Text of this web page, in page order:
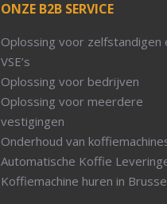
ONZE B2B SERVICE
Oplossing voor zelfstandigen
VSE’s
Oplossing voor bedrijven
Oplossing voor meerdere
vestigingen
Onderhoud van
Automatische Koffie
Koffiemachine huren in